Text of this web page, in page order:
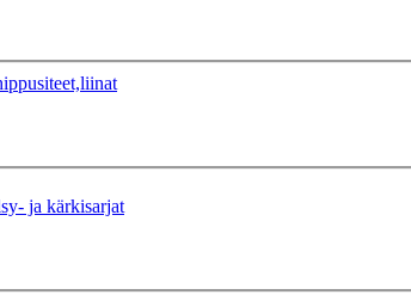
ja kärkisarjat